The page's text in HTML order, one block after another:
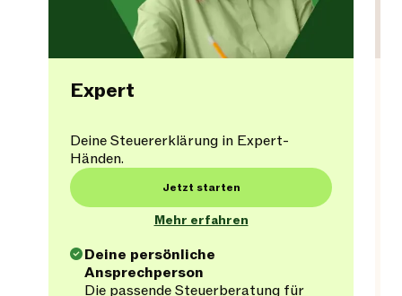
Expert
Deine Steuererklärung in Expert-
Händen.
Jetzt starten
Mehr erfahren
Deine persönliche
Ansprechperson
Die passende Steuerberatung für